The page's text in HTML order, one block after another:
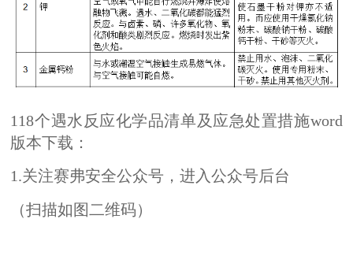
118个遇水反应化学品清单及应急处置措施word
版本下载：
1.关注赛弗安全公众号，进入公众号后台
（扫描如图二维码）